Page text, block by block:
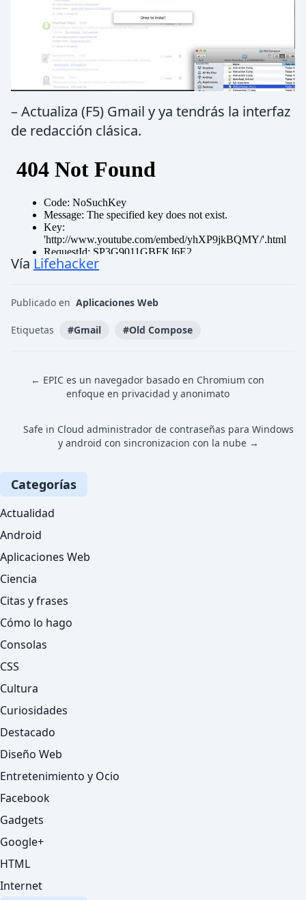
– Actualiza (F5) Gmail y ya tendrás la interfaz
de redacción clásica.
Vía Lifehacker
Publicado en Aplicaciones Web
Etiquetas #Gmail #Old Compose
← EPIC es un navegador basado en Chromium con
enfoque en privacidad y anonimato
Safe in Cloud administrador de contraseñas para Windows
y android con sincronizacion con la nube →
Categorías
Actualidad
Android
Aplicaciones Web
Ciencia
Citas y frases
Cómo lo hago
Consolas
CSS
Cultura
Curiosidades
Destacado
Diseño Web
Entretenimiento y Ocio
Facebook
Gadgets
Google+
HTML
Internet